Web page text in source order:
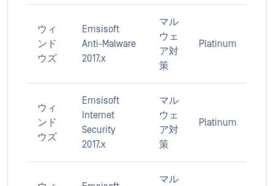
ウィ
ンド
ウズ
Emsisoft
Anti-Malware
2017.x
マル
ウェ
ア対
策
Platinum
ウィ
ンド
ウズ
Emsisoft
Internet
Security
2017.x
マル
ウェ
ア対
策
Platinum
マル